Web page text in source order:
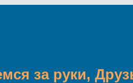
за руки,